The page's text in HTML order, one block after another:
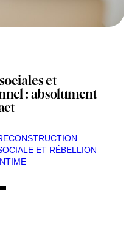
et
: absolument
ET RÉBELLION